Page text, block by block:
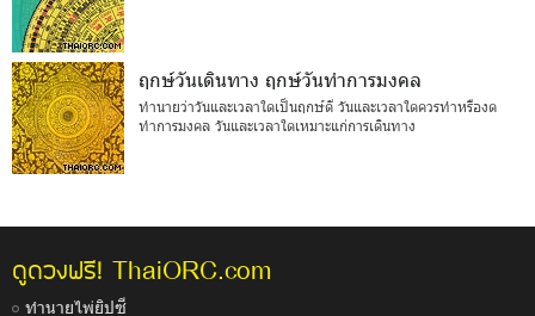
ฤกษ์วันเดินทาง ฤกษ์วันทำการมงคล
ทำนายว่าวันและเวลาใดเป็นฤกษ์ดี วันและเวลาใดควรทำหรืองด
ทำการมงคล วันและเวลาใดเหมาะแก่การเดินทาง
ดูดวงฟรี! ThaiORC.com
ทำนายไพ่ยิปซี